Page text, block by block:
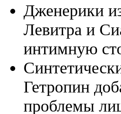
Дженерики
Левитра и
интимную
Гетропин
проблемы